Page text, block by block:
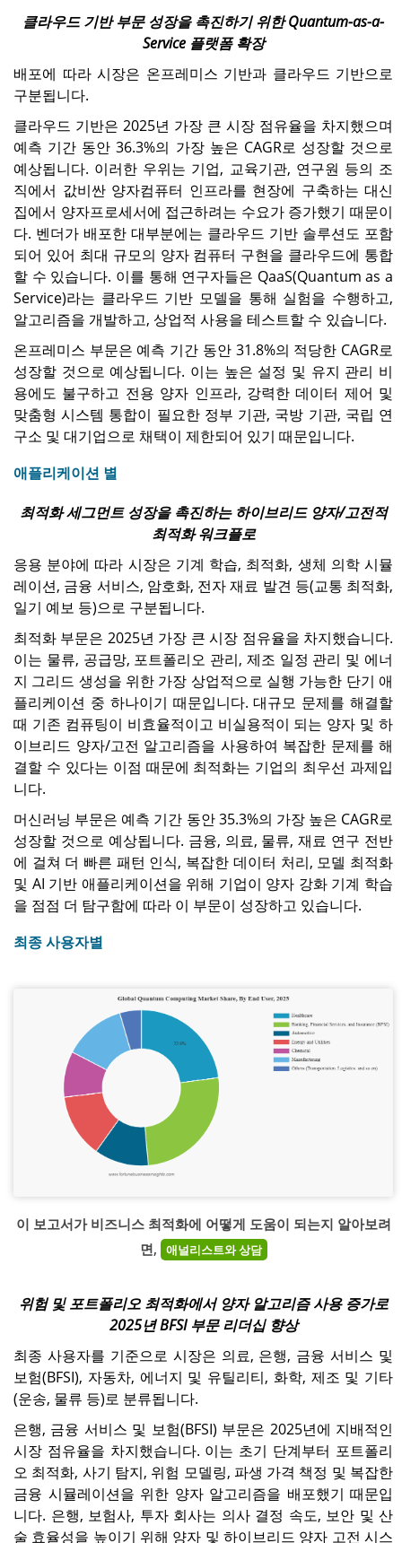
클라우드 기반 부문 성장을 촉진하기 위한 Quantum-as-a-
Service 플랫폼 확장
배포에 따라 시장은 온프레미스 기반과 클라우드 기반으로
구분됩니다.
클라우드 기반은 2025년 가장 큰 시장 점유율을 차지했으며
예측 기간 동안 36.3%의 가장 높은 CAGR로 성장할 것으로
예상됩니다. 이러한 우위는 기업, 교육기관, 연구원 등의 조
직에서 값비싼 양자컴퓨터 인프라를 현장에 구축하는 대신
집에서 양자프로세서에 접근하려는 수요가 증가했기 때문이
다. 벤더가 배포한 대부분에는 클라우드 기반 솔루션도 포함
되어 있어 최대 규모의 양자 컴퓨터 구현을 클라우드에 통합
할 수 있습니다. 이를 통해 연구자들은 QaaS(Quantum as a
Service)라는 클라우드 기반 모델을 통해 실험을 수행하고,
알고리즘을 개발하고, 상업적 사용을 테스트할 수 있습니다.
온프레미스 부문은 예측 기간 동안 31.8%의 적당한 CAGR로
성장할 것으로 예상됩니다. 이는 높은 설정 및 유지 관리 비
용에도 불구하고 전용 양자 인프라, 강력한 데이터 제어 및
맞춤형 시스템 통합이 필요한 정부 기관, 국방 기관, 국립 연
구소 및 대기업으로 채택이 제한되어 있기 때문입니다.
애플리케이션 별
최적화 세그먼트 성장을 촉진하는 하이브리드 양자/고전적
최적화 워크플로
응용 분야에 따라 시장은 기계 학습, 최적화, 생체 의학 시뮬
레이션, 금융 서비스, 암호화, 전자 재료 발견 등(교통 최적화,
일기 예보 등)으로 구분됩니다.
최적화 부문은 2025년 가장 큰 시장 점유율을 차지했습니다.
이는 물류, 공급망, 포트폴리오 관리, 제조 일정 관리 및 에너
지 그리드 생성을 위한 가장 상업적으로 실행 가능한 단기 애
플리케이션 중 하나이기 때문입니다. 대규모 문제를 해결할
때 기존 컴퓨팅이 비효율적이고 비실용적이 되는 양자 및 하
이브리드 양자/고전 알고리즘을 사용하여 복잡한 문제를 해
결할 수 있다는 이점 때문에 최적화는 기업의 최우선 과제입
니다.
머신러닝 부문은 예측 기간 동안 35.3%의 가장 높은 CAGR로
성장할 것으로 예상됩니다. 금융, 의료, 물류, 재료 연구 전반
에 걸쳐 더 빠른 패턴 인식, 복잡한 데이터 처리, 모델 최적화
및 AI 기반 애플리케이션을 위해 기업이 양자 강화 기계 학습
을 점점 더 탐구함에 따라 이 부문이 성장하고 있습니다.
최종 사용자별
이 보고서가 비즈니스 최적화에 어떻게 도움이 되는지 알아보려
면,
애널리스트와 상담
위험 및 포트폴리오 최적화에서 양자 알고리즘 사용 증가로
2025년 BFSI 부문 리더십 향상
최종 사용자를 기준으로 시장은 의료, 은행, 금융 서비스 및
보험(BFSI), 자동차, 에너지 및 유틸리티, 화학, 제조 및 기타
(운송, 물류 등)로 분류됩니다.
은행, 금융 서비스 및 보험(BFSI) 부문은 2025년에 지배적인
시장 점유율을 차지했습니다. 이는 초기 단계부터 포트폴리
오 최적화, 사기 탐지, 위험 모델링, 파생 가격 책정 및 복잡한
금융 시뮬레이션을 위한 양자 알고리즘을 배포했기 때문입
니다. 은행, 보험사, 투자 회사는 의사 결정 속도, 보안 및 산
술 효율성을 높이기 위해 양자 및 하이브리드 양자 고전 시스